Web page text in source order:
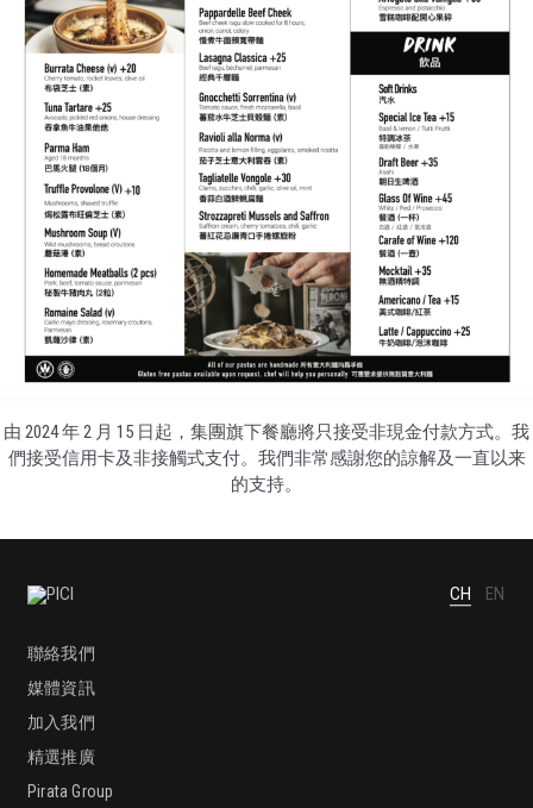
由 2024 年 2 月 15 日起，集團旗下餐廳將只接受非現金付款方式。我
們接受信用卡及非接觸式支付。我們非常感謝您的諒解及一直以来
的支持。
CH EN
聯絡我們
媒體資訊
加入我們
精選推廣
Pirata Group